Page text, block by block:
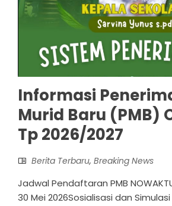
Informasi
Murid Baru (PMB)
Tp 2026/2027
Berita Terbaru, Breaking News
Jadwal Pendaftaran PMB
30 Mei 2026Sosialisasi dan Simulasi